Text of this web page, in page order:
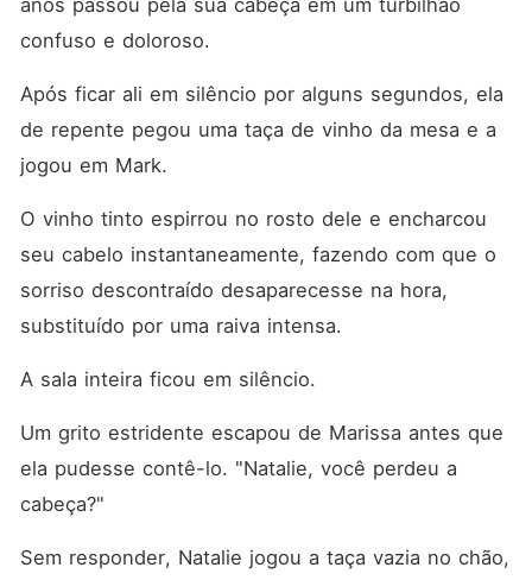
anos passou pela sua cabeça em um turbilhão
confuso e doloroso.
Após ficar ali em silêncio por alguns segundos, ela
de repente pegou uma taça de vinho da mesa e a
jogou em Mark.
O vinho tinto espirrou no rosto dele e encharcou
seu cabelo instantaneamente, fazendo com que o
sorriso descontraído desaparecesse na hora,
substituído por uma raiva intensa.
A sala inteira ficou em silêncio.
Um grito estridente escapou de Marissa antes que
ela pudesse contê-lo. "Natalie, você perdeu a
cabeça?"
Sem responder, Natalie jogou a taça vazia no chão,